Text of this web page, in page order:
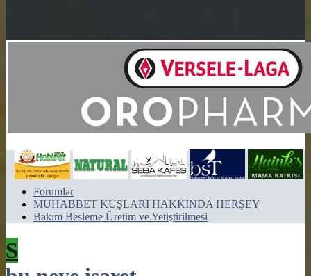
Forumlar
MUHABBET KUŞLARI HAKKINDA HERŞEY
Bakım Besleme Üretim ve Yetiştirilmesi
S